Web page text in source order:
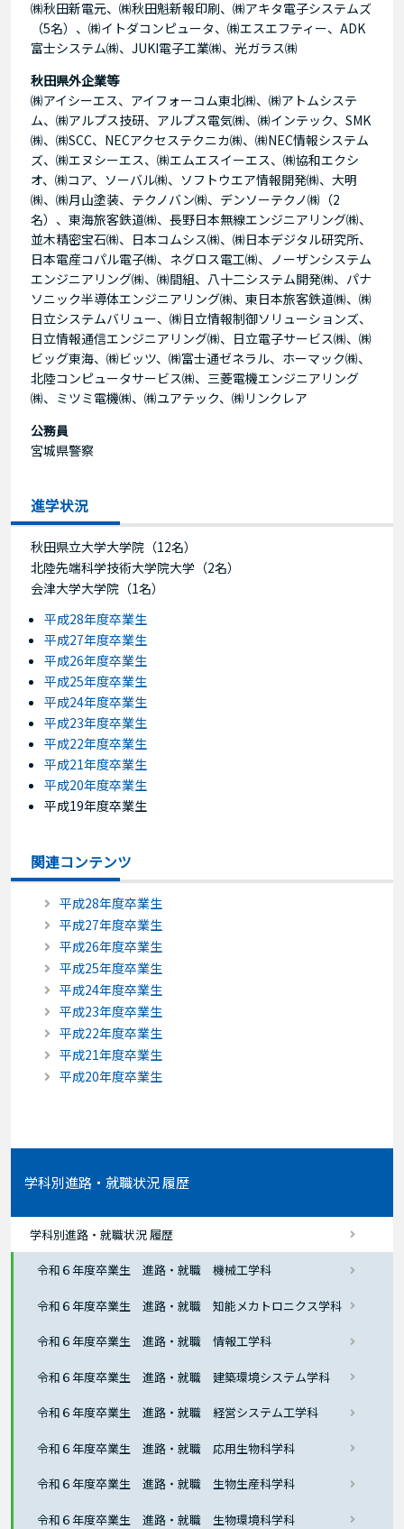
㈱秋田新電元、㈱秋田魁新報印刷、㈱アキタ電子システムズ
（5名）、㈱イトダコンピュータ、㈱エスエフティー、ADK
富士システム㈱、JUKI電子工業㈱、光ガラス㈱
秋田県外企業等
㈱アイシーエス、アイフォーコム東北㈱、㈱アトムシステ
ム、㈱アルプス技研、アルプス電気㈱、㈱インテック、SMK
㈱、㈱SCC、NECアクセステクニカ㈱、㈱NEC情報システム
ズ、㈱エヌシーエス、㈱エムエスイーエス、㈱協和エクシ
オ、㈱コア、ソーバル㈱、ソフトウエア情報開発㈱、大明
㈱、㈱月山塗装、テクノバン㈱、デンソーテクノ㈱（2
名）、東海旅客鉄道㈱、長野日本無線エンジニアリング㈱、
並木精密宝石㈱、日本コムシス㈱、㈱日本デジタル研究所、
日本電産コパル電子㈱、ネグロス電工㈱、ノーザンシステム
エンジニアリング㈱、㈱間組、八十二システム開発㈱、パナ
ソニック半導体エンジニアリング㈱、東日本旅客鉄道㈱、㈱
日立システムバリュー、㈱日立情報制御ソリューションズ、
日立情報通信エンジニアリング㈱、日立電子サービス㈱、㈱
ビッグ東海、㈱ビッツ、㈱富士通ゼネラル、ホーマック㈱、
北陸コンピュータサービス㈱、三菱電機エンジニアリング
㈱、ミツミ電機㈱、㈱ユアテック、㈱リンクレア
公務員
宮城県警察
進学状況
秋田県立大学大学院（12名）
北陸先端科学技術大学院大学（2名）
会津大学大学院（1名）
平成28年度卒業生
平成27年度卒業生
平成26年度卒業生
平成25年度卒業生
平成24年度卒業生
平成23年度卒業生
平成22年度卒業生
平成21年度卒業生
平成20年度卒業生
平成19年度卒業生
関連コンテンツ
平成28年度卒業生
平成27年度卒業生
平成26年度卒業生
平成25年度卒業生
平成24年度卒業生
平成23年度卒業生
平成22年度卒業生
平成21年度卒業生
平成20年度卒業生
学科別進路・就職状況 履歴
学科別進路・就職状況 履歴
令和６年度卒業生 進路・就職 機械工学科
令和６年度卒業生 進路・就職 知能メカトロニクス学科
令和６年度卒業生 進路・就職 情報工学科
令和６年度卒業生 進路・就職 建築環境システム学科
令和６年度卒業生 進路・就職 経営システム工学科
令和６年度卒業生 進路・就職 応用生物科学科
令和６年度卒業生 進路・就職 生物生産科学科
令和６年度卒業生 進路・就職 生物環境科学科